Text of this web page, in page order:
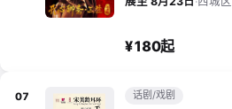
¥180起
07 话剧/戏剧